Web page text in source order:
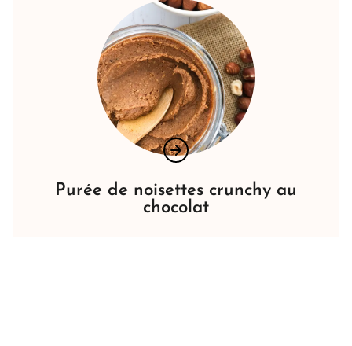
Purée de noisettes crunchy au
chocolat